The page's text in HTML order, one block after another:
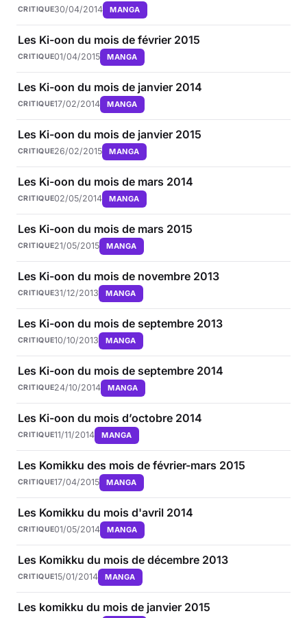
CRITIQUE30/04/2014 MANGA
Les Ki-oon du mois de février 2015
CRITIQUE01/04/2015 MANGA
Les Ki-oon du mois de janvier 2014
CRITIQUE17/02/2014 MANGA
Les Ki-oon du mois de janvier 2015
CRITIQUE26/02/2015 MANGA
Les Ki-oon du mois de mars 2014
CRITIQUE02/05/2014 MANGA
Les Ki-oon du mois de mars 2015
CRITIQUE21/05/2015 MANGA
Les Ki-oon du mois de novembre 2013
CRITIQUE31/12/2013 MANGA
Les Ki-oon du mois de septembre 2013
CRITIQUE10/10/2013 MANGA
Les Ki-oon du mois de septembre 2014
CRITIQUE24/10/2014 MANGA
Les Ki-oon du mois d’octobre 2014
CRITIQUE11/11/2014 MANGA
Les Komikku des mois de février-mars 2015
CRITIQUE17/04/2015 MANGA
Les Komikku du mois d'avril 2014
CRITIQUE01/05/2014 MANGA
Les Komikku du mois de décembre 2013
CRITIQUE15/01/2014 MANGA
Les komikku du mois de janvier 2015